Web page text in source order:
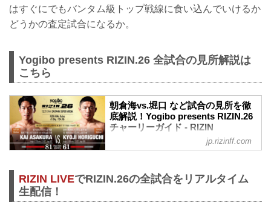
はすぐにでもバンタム級トップ戦線に食い込んでいけるか
どうかの査定試合になるか。
Yogibo presents RIZIN.26 全試合の見所解説は
こちら
朝倉海vs.堀口 など試合の見所を徹
底解説！Yogibo presents RIZIN.26
チャーリーガイド - RIZIN
FIGHTING FEDERATION オフィシ
ャルサイト
ナにて開催されるYogibo presents
当のチャーリーが徹底解説する『チャー
jp.rizinff.com
RIZIN LIVEでRIZIN.26の全試合をリアルタイム
生配信！